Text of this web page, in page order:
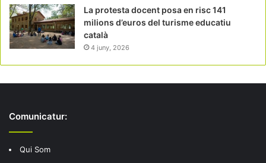
La protesta docent posa en risc 141
milions d’euros del turisme educatiu
català
4 juny, 2026
Comunicatur:
Qui Som